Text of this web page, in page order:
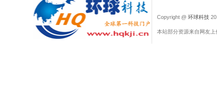
Copyright @ 环球科技
本站部分资源来自网友